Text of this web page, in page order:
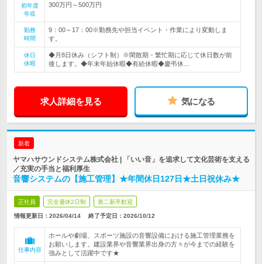
初年度
年収
300万円～500万円
勤務
時間
9：00～17：00※勤務先や担当イベント・作業により変動しま
す。
休日
休暇
◆月8日休み（シフト制）※閑散期・繁忙期に応じて休日数が前
後します。◆年末年始休暇◆有給休暇◆慶弔休…
求人詳細を見る 気になる
新着
ヤマハサウンドシステム株式会社 | 「いい音」を追求して文化芸術を支える
／充実の手当と福利厚生
音響システムの【施工管理】★年間休日127日★土日祝休み★
正社員 完全週休2日制 第二新卒歓迎
情報更新日：2026/04/14 終了予定日： 2026/10/12
仕事内容
ホールや劇場、スポーツ施設の音響設備における施工管理業務を
お願いします。建設業界や音響業界出身の方々が今までの経験を
強みとして活躍中です★